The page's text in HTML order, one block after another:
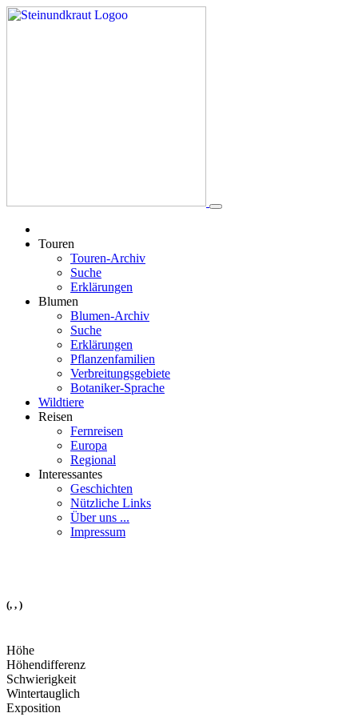
Touren
Touren-Archiv
Suche
Erklärungen
Blumen
Blumen-Archiv
Suche
Erklärungen
Pflanzenfamilien
Verbreitungsgebiete
Botaniker-Sprache
Wildtiere
Reisen
Fernreisen
Europa
Regional
Interessantes
Geschichten
Nützliche Links
Über uns ...
Impressum
(, , )
Höhe
Höhendifferenz
Schwierigkeit
Wintertauglich
Exposition